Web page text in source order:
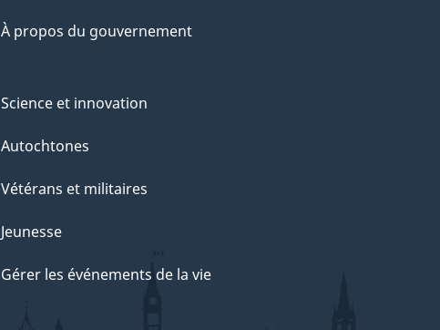
À propos du gouvernement
Science et innovation
Autochtones
Vétérans et militaires
Jeunesse
Gérer les événements de la vie